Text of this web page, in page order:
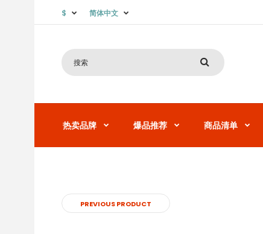
$ 简体中文
热卖品牌 爆品推荐 商品清单
PREVIOUS PRODUCT